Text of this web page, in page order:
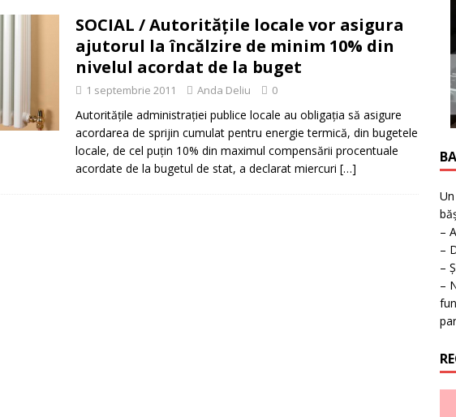
Ungureanu, Constantin Flondor
MAGAZIN
Invitaţie la expoziţie în Reşiţa!
SOCIAL / Autoritățile locale vor asigura
ajutorul la încălzire de minim 10% din
nivelul acordat de la buget
1 septembrie 2011 Anda Deliu 0
Autorităţile administraţiei publice locale au obligaţia să asigure
acordarea de sprijin cumulat pentru energie termică, din bugetele
locale, de cel puţin 10% din maximul compensării procentuale
acordate de la bugetul de stat, a declarat miercuri […]
–
–
–
–